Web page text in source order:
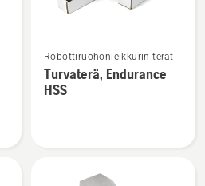
lisätietoja
tuotteesta
Turvaterä,
Robottiruohonleikkurin terät
Turvaterä, Endurance
HSS